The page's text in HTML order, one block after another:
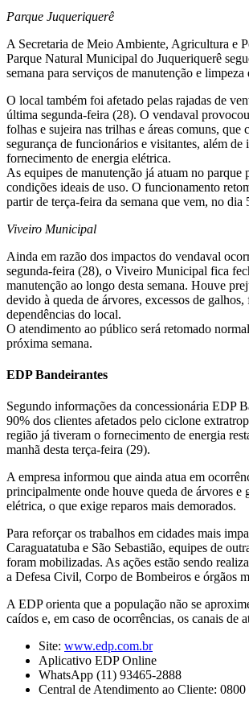
Parque Juqueriquerê
A Secretaria de Meio Ambiente, Agricultura e
Parque Natural Municipal do Juqueriquerê
semana para serviços de manutenção e limpeza
O local também foi afetado pelas rajadas de
última segunda-feira (28). O vendaval
folhas e sujeira nas trilhas e áreas comuns, que
segurança de funcionários e visitantes, além de
fornecimento de energia elétrica.
As equipes de manutenção já atuam no parque
condições ideais de uso. O funcionamento
partir de terça-feira da semana que vem, no dia
Viveiro Municipal
Ainda em razão dos impactos do vendaval
segunda-feira (28), o Viveiro Municipal fica
manutenção ao longo desta semana. Houve
devido à queda de árvores, excessos de galhos,
dependências do local.
O atendimento ao público será retomado
próxima semana.
EDP Bandeirantes
Segundo informações da concessionária EDP
90% dos clientes afetados pelo ciclone
região já tiveram o fornecimento de energia
manhã desta terça-feira (29).
A empresa informou que ainda atua em
principalmente onde houve queda de árvores e
elétrica, o que exige reparos mais demorados.
Para reforçar os trabalhos em cidades mais
Caraguatatuba e São Sebastião, equipes de
foram mobilizadas. As ações estão sendo
a Defesa Civil, Corpo de Bombeiros e órgãos
A EDP orienta que a população não se
caídos e, em caso de ocorrências, os canais de
Site: www.edp.com.br
Aplicativo EDP Online
WhatsApp (11) 93465-2888
Central de Atendimento ao Cliente: